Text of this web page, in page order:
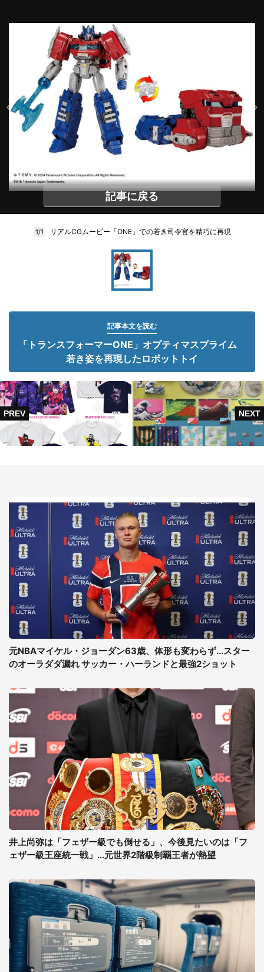
記事に戻る
1/1 リアルCGムービー「ONE」での若き司令官を精巧に再現
記事本文を読む
「トランスフォーマーONE」オプティマスプライム
若き姿を再現したロボットトイ
元NBAマイケル・ジョーダン63歳、体形も変わらず...スター
のオーラダダ漏れ サッカー・ハーランドと最強2ショット
井上尚弥は「フェザー級でも倒せる」、今後見たいのは「フ
ェザー級王座統一戦」...元世界2階級制覇王者が熱望